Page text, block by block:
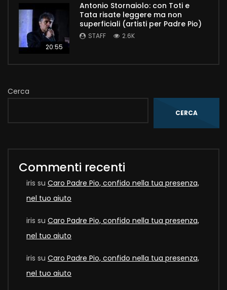
20:55
Antonio Stornaiolo: con Toti e
Tata risate leggere ma non
superficiali (artisti per Padre Pio)
STAFF 2.6K
Cerca
CERCA
Commenti recenti
iris su Caro Padre Pio, confido nella tua presenza,
nel tuo aiuto
iris su Caro Padre Pio, confido nella tua presenza,
nel tuo aiuto
iris su Caro Padre Pio, confido nella tua presenza,
nel tuo aiuto